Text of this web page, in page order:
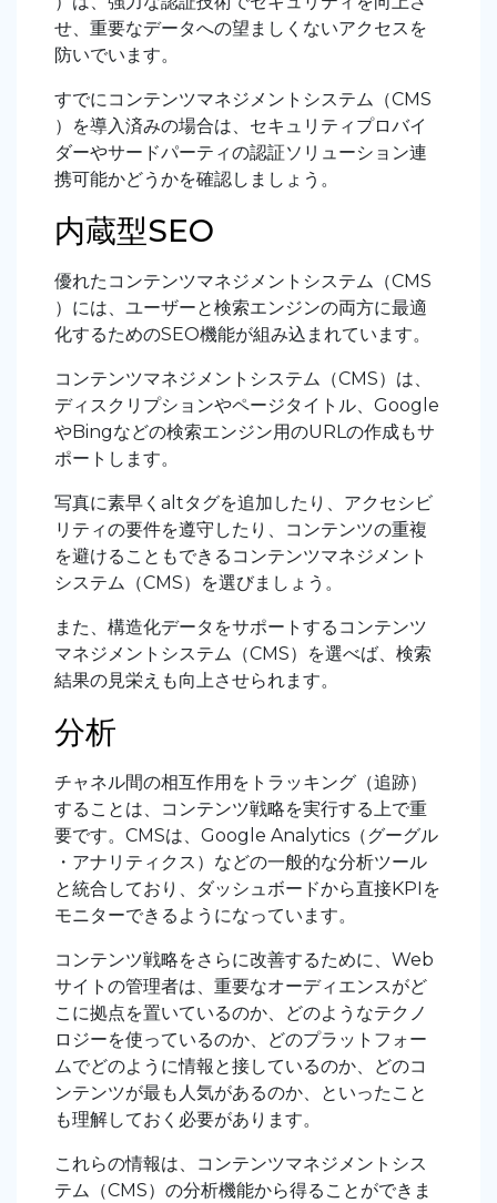
せ、重要なデータへの望ましくないアクセスを
防いでいます。
すでにコンテンツマネジメントシステム（CMS
）を導入済みの場合は、セキュリティプロバイ
ダーやサードパーティの認証ソリューション連
携可能かどうかを確認しましょう。
内蔵型SEO
優れたコンテンツマネジメントシステム（CMS
）には、ユーザーと検索エンジンの両方に最適
化するためのSEO機能が組み込まれています。
コンテンツマネジメントシステム（CMS）は、
ディスクリプションやページタイトル、Google
やBingなどの検索エンジン用のURLの作成もサ
ポートします。
写真に素早くaltタグを追加したり、アクセシビ
リティの要件を遵守したり、コンテンツの重複
を避けることもできるコンテンツマネジメント
システム（CMS）を選びましょう。
また、構造化データをサポートするコンテンツ
マネジメントシステム（CMS）を選べば、検索
結果の見栄えも向上させられます。
分析
チャネル間の相互作用をトラッキング（追跡）
することは、コンテンツ戦略を実行する上で重
要です。CMSは、Google Analytics（グーグル
・アナリティクス）などの一般的な分析ツール
と統合しており、ダッシュボードから直接KPIを
モニターできるようになっています。
コンテンツ戦略をさらに改善するために、Web
サイトの管理者は、重要なオーディエンスがど
こに拠点を置いているのか、どのようなテクノ
ロジーを使っているのか、どのプラットフォー
ムでどのように情報と接しているのか、どのコ
ンテンツが最も人気があるのか、といったこと
も理解しておく必要があります。
これらの情報は、コンテンツマネジメントシス
テム（CMS）の分析機能から得ることができま